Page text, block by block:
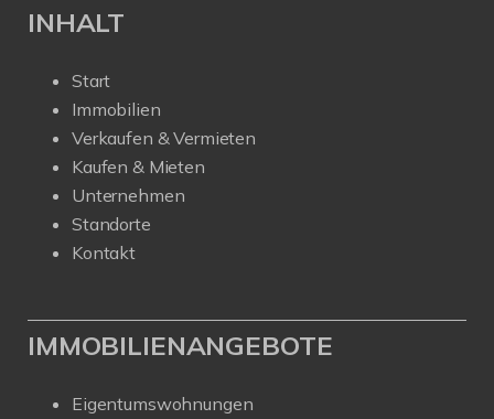
INHALT
Start
Immobilien
Verkaufen & Vermieten
Kaufen & Mieten
Unternehmen
Standorte
Kontakt
IMMOBILIENANGEBOTE
Eigentumswohnungen